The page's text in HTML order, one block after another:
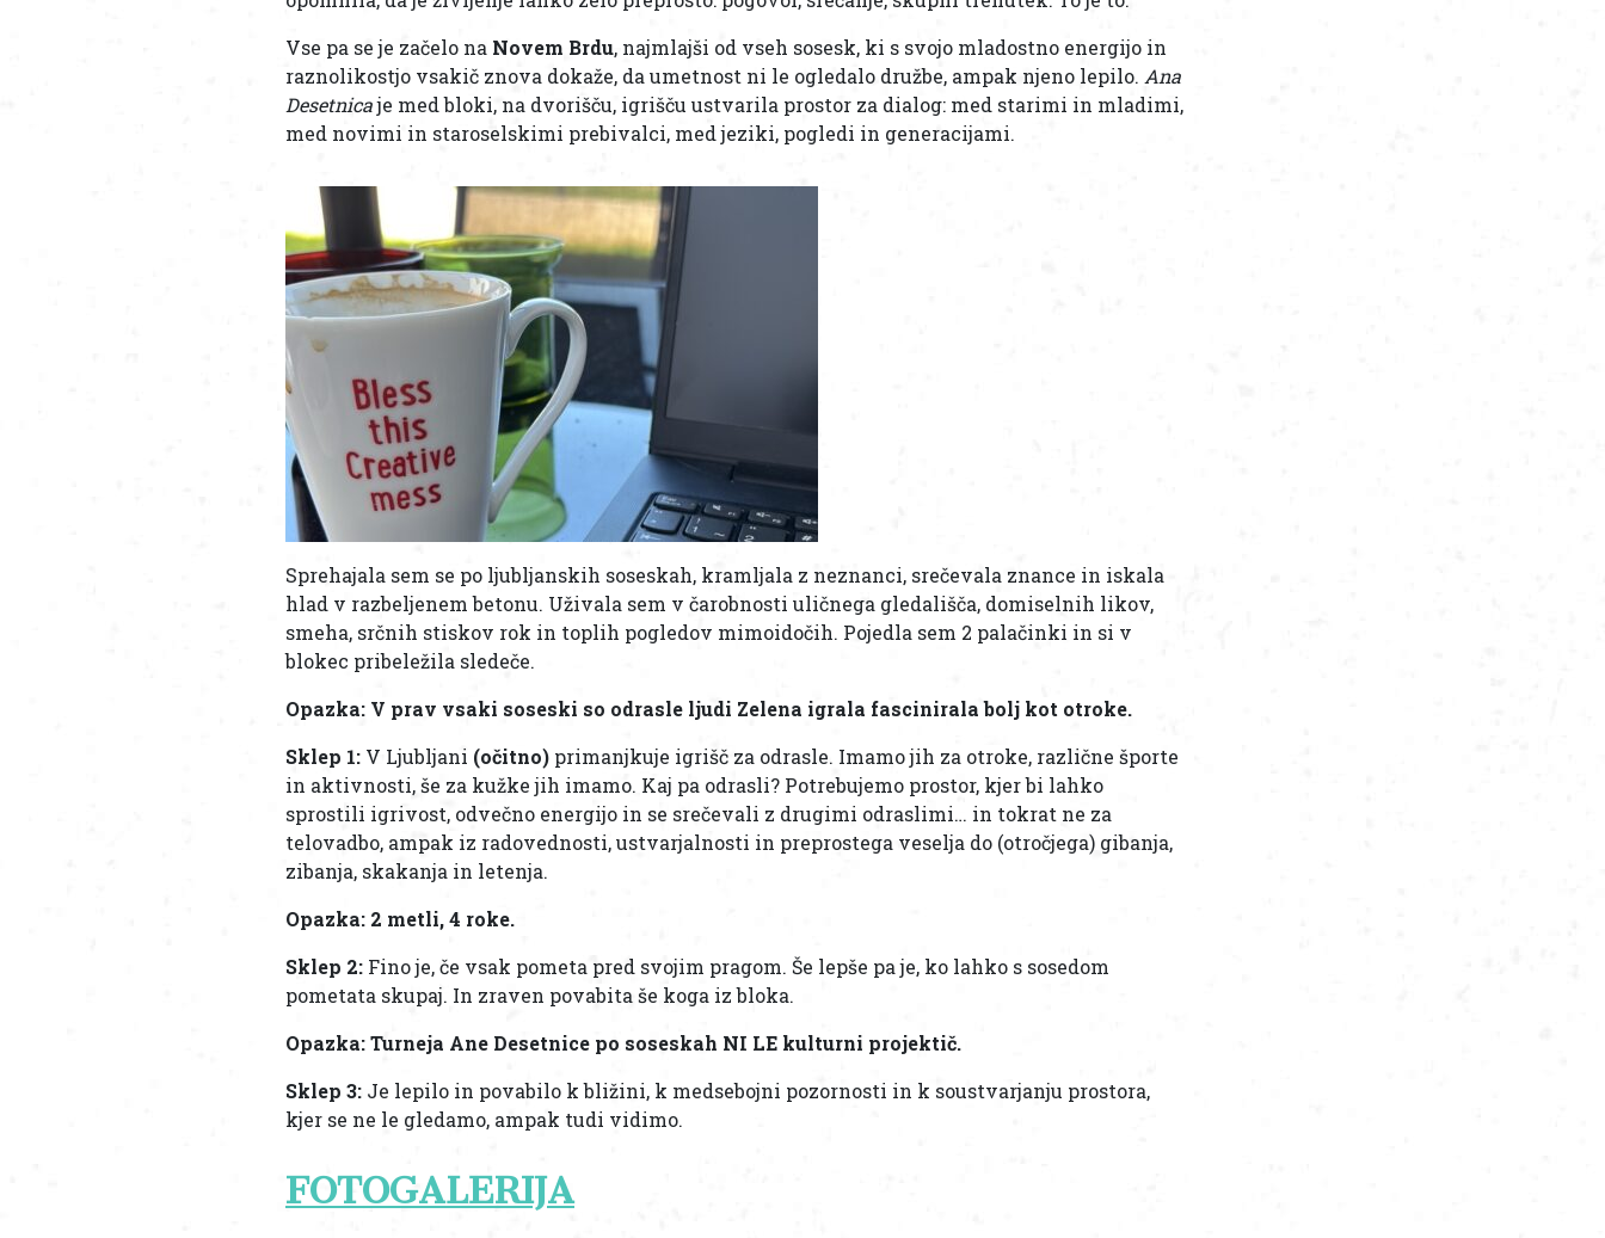
Vse pa se je začelo na Novem Brdu, najmlajši od vseh sosesk, ki s svojo mladostno energijo in
raznolikostjo vsakič znova dokaže, da umetnost ni le ogledalo družbe, ampak njeno lepilo. Ana
Desetnicaje med bloki, na dvorišču, igrišču ustvarila prostor za dialog: med starimi in mladimi,
med novimi in staroselskimi prebivalci, med jeziki, pogledi in generacijami.
Sprehajala sem se po ljubljanskih soseskah, kramljala z neznanci, srečevala znance in iskala
hlad v razbeljenem betonu. Uživala sem v čarobnosti uličnega gledališča, domiselnih likov,
smeha, srčnih stiskov rok in toplih pogledov mimoidočih. Pojedla sem 2 palačinki in si v
blokec pribeležila sledeče.
Opazka: V prav vsaki soseski so odrasle ljudi Zelena igrala fascinirala bolj kot otroke.
Sklep 1: V Ljubljani (očitno) primanjkuje igrišč za odrasle. Imamo jih za otroke, različne športe
in aktivnosti, še za kužke jih imamo. Kaj pa odrasli? Potrebujemo prostor, kjer bi lahko
sprostili igrivost, odvečno energijo in se srečevali z drugimi odraslimi… in tokrat ne za
telovadbo, ampak iz radovednosti, ustvarjalnosti in preprostega veselja do (otročjega) gibanja,
zibanja, skakanja in letenja.
Opazka: 2 metli, 4 roke.
Sklep 2: Fino je, če vsak pometa pred svojim pragom. Še lepše pa je, ko lahko s sosedom
pometata skupaj. In zraven povabita še koga iz bloka.
Opazka: Turneja Ane Desetnice po soseskah NI LE kulturni projektič.
Sklep 3: Je lepilo in povabilo k bližini, k medsebojni pozornosti in k soustvarjanju prostora,
kjer se ne le gledamo, ampak tudi vidimo.
FOTOGALERIJA